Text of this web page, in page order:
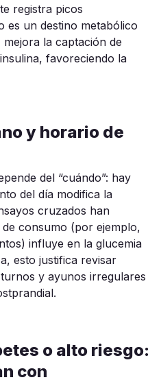
registra picos
es un destino metabólico
la captación de
favoreciendo la
y horario de
del “cuándo”: hay
del día modifica la
cruzados han
consumo (por ejemplo,
influye en la glucemia
esto justifica revisar
y ayunos irregulares
o alto riesgo:
con